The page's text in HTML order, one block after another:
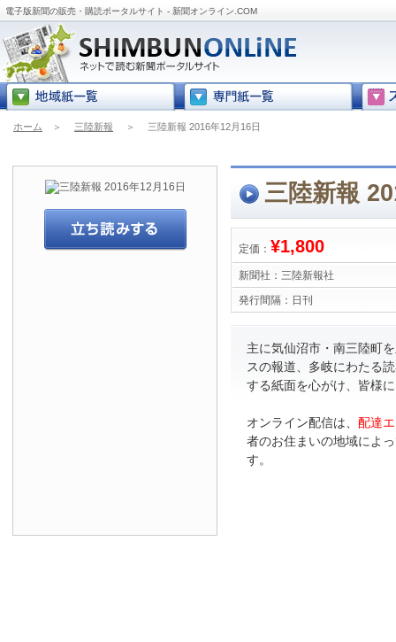
電子版新聞の販売・購読ポータルサイト - 新聞オンライン.COM
ホーム ＞ 三陸新報 ＞ 三陸新報 2016年12月16日
三陸新報
定価： ¥1,800
新聞社： 三陸新報社
発行間隔： 日刊
主に気仙沼市・南三陸町
スの報道、多岐にわたる
する紙面を心がけ、皆様
オンライン配信は、 配達
者のお住まいの地域によ
す。